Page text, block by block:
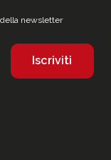
newsletter